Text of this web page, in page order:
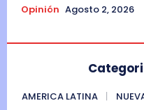
Opinión Agosto 2, 2026
AMERICA LATINA